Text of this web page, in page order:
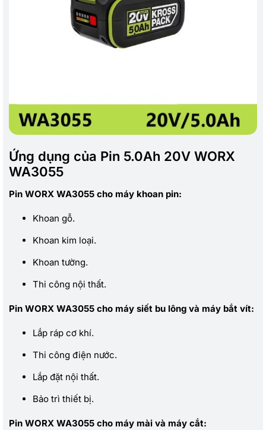
Ứng dụng của Pin 5.0Ah 20V WORX
WA3055
Pin WORX WA3055 cho máy khoan pin:
Khoan gỗ.
Khoan kim loại.
Khoan tường.
Thi công nội thất.
Pin WORX WA3055 cho máy siết bu lông và máy bắt vít:
Lắp ráp cơ khí.
Thi công điện nước.
Lắp đặt nội thất.
Bảo trì thiết bị.
Pin WORX WA3055 cho máy mài và máy cắt: